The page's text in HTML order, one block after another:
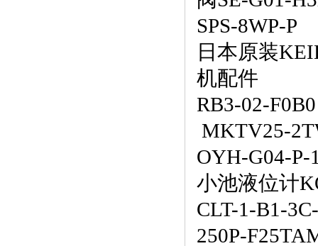
SPS-8WP-P
日本原装
机配件
RB3-02-F0B0
MKTV25-
OYH-G04-P-
小池液位计
CLT-1-B1-
250P-